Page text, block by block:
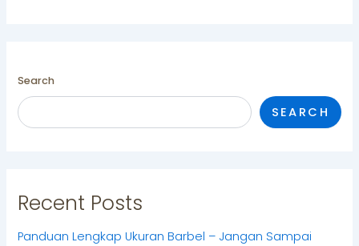
Search
SEARCH
Recent Posts
Panduan Lengkap Ukuran Barbel – Jangan Sampai